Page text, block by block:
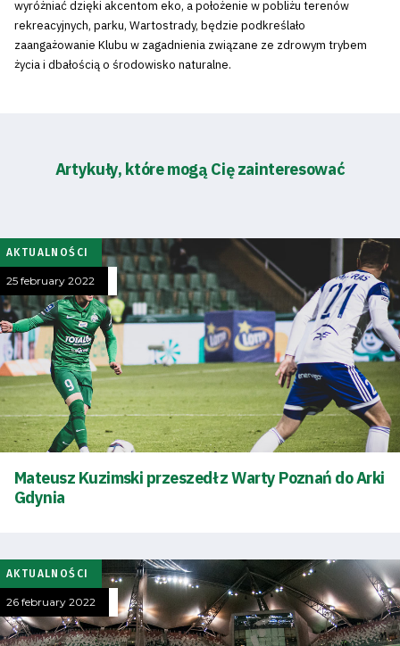
wyróżniać dzięki akcentom eko, a położenie w pobliżu terenów
rekreacyjnych, parku, Wartostrady, będzie podkreślało
zaangażowanie Klubu w zagadnienia związane ze zdrowym trybem
życia i dbałością o środowisko naturalne.
Artykuły, które mogą Cię zainteresować
AKTUALNOŚCI
25 february 2022
Mateusz Kuzimski przeszedł z Warty Poznań do Arki
Gdynia
AKTUALNOŚCI
26 february 2022